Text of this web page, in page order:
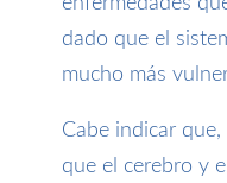
dado que el
mucho más
Cabe indicar
que el cerebro y